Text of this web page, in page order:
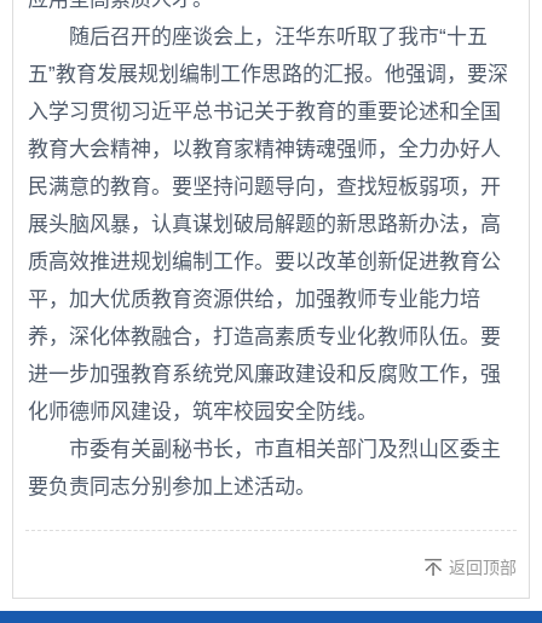
随后召开的座谈会上，汪华东听取了我市“十五
五”教育发展规划编制工作思路的汇报。他强调，要深
入学习贯彻习近平总书记关于教育的重要论述和全国
教育大会精神，以教育家精神铸魂强师，全力办好人
民满意的教育。要坚持问题导向，查找短板弱项，开
展头脑风暴，认真谋划破局解题的新思路新办法，高
质高效推进规划编制工作。要以改革创新促进教育公
平，加大优质教育资源供给，加强教师专业能力培
养，深化体教融合，打造高素质专业化教师队伍。要
进一步加强教育系统党风廉政建设和反腐败工作，强
化师德师风建设，筑牢校园安全防线。
市委有关副秘书长，市直相关部门及烈山区委主
要负责同志分别参加上述活动。
返回顶部